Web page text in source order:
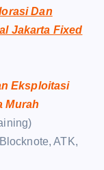
Dan
Jakarta Fixed
Eksploitasi
Murah
ATK,